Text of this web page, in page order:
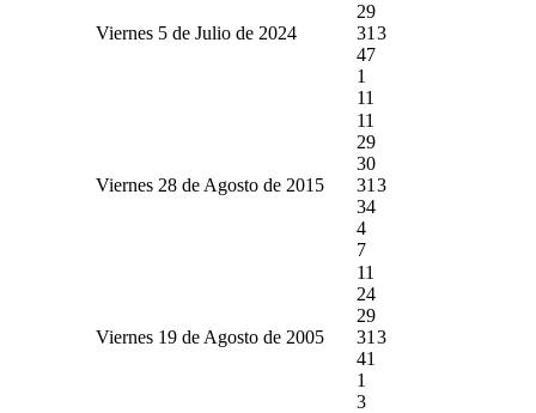
Viernes 5 de Julio de 2024
29
31
47
1
11
3
Viernes 28 de Agosto de 2015
11
29
30
31
34
4
7
3
Viernes 19 de Agosto de 2005
11
24
29
31
41
1
3
3